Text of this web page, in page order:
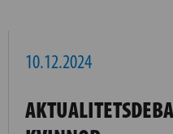
10.12.2024